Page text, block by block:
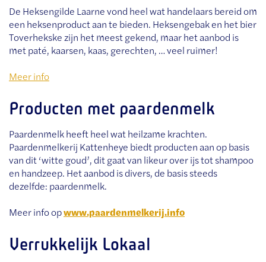
De Heksengilde Laarne vond heel wat handelaars bereid om
een heksenproduct aan te bieden. Heksengebak en het bier
Toverhekske zijn het meest gekend, maar het aanbod is
met paté, kaarsen, kaas, gerechten, … veel ruimer!
Meer info
Producten met paardenmelk
Paardenmelk heeft heel wat heilzame krachten.
Paardenmelkerij Kattenheye biedt producten aan op basis
van dit ‘witte goud’, dit gaat van likeur over ijs tot shampoo
en handzeep. Het aanbod is divers, de basis steeds
dezelfde: paardenmelk.
Meer info opwww.paardenmelkerij.info
Verrukkelijk Lokaal